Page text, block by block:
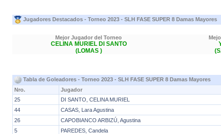
Jugadores Destacados - Torneo 2023 - SLH FASE SUPER 8 Damas Mayores
Mejor Jugador del Torneo
CELINA MURIEL DI SANTO
(LOMAS )
Tabla de Goleadores - Torneo 2023 - SLH FASE SUPER 8 Damas Mayores
Nro.
Jugador
25
DI SANTO, CELINA MURIEL
44
CASAS, Lara Agustina
26
CAPOBIANCO ARBIZÚ, Agustina
5
PAREDES, Candela